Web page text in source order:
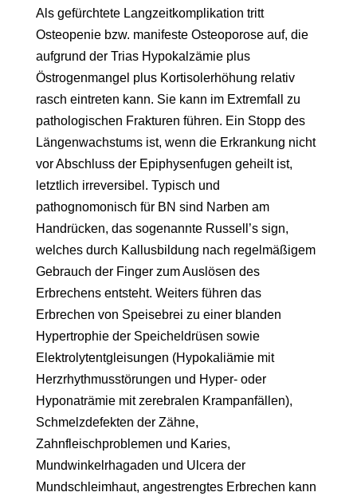
Als gefürchtete Langzeitkomplikation tritt
Osteopenie bzw. manifeste Osteoporose auf, die
aufgrund der Trias Hypokalzämie plus
Östrogenmangel plus Kortisolerhöhung relativ
rasch eintreten kann. Sie kann im Extremfall zu
pathologischen Frakturen führen. Ein Stopp des
Längenwachstums ist, wenn die Erkrankung nicht
vor Abschluss der Epiphysenfugen geheilt ist,
letztlich irreversibel. Typisch und
pathognomonisch für BN sind Narben am
Handrücken, das sogenannte Russell’s sign,
welches durch Kallusbildung nach regelmäßigem
Gebrauch der Finger zum Auslösen des
Erbrechens entsteht. Weiters führen das
Erbrechen von Speisebrei zu einer blanden
Hypertrophie der Speicheldrüsen sowie
Elektrolytentgleisungen (Hypokaliämie mit
Herzrhythmusstörungen und Hyper- oder
Hyponaträmie mit zerebralen Krampanfällen),
Schmelzdefekten der Zähne,
Zahnfleischproblemen und Karies,
Mundwinkelrhagaden und Ulcera der
Mundschleimhaut, angestrengtes Erbrechen kann